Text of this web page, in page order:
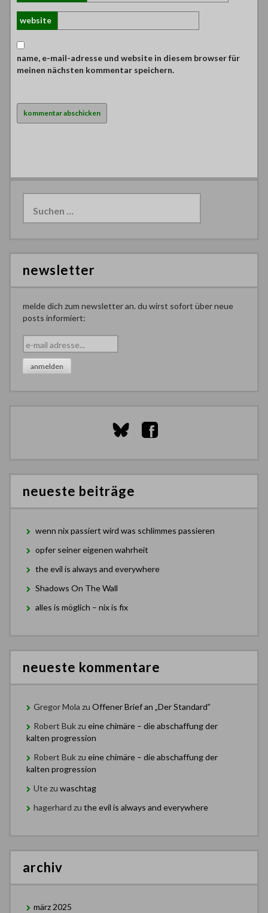
website
name, e-mail-adresse und website in diesem browser für
meinen nächsten kommentar speichern.
newsletter
melde dich zum newsletter an. du wirst sofort über neue
posts informiert:
neueste beiträge
wenn nix passiert wird was schlimmes passieren
opfer seiner eigenen wahrheit
the evil is always and everywhere
Shadows On The Wall
alles is möglich – nix is fix
neueste kommentare
Gregor Mola zu Offener Brief an „Der Standard”
Robert Bukzu eine chimäre – die abschaffung der
kalten progression
Robert Bukzu eine chimäre – die abschaffung der
kalten progression
Utezu waschtag
hagerhard zu the evil is always and everywhere
archiv
märz 2025